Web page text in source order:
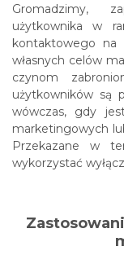
Gromadzimy,
użytkownika w
kontaktowego na
własnych celów
czynom
użytkowników są
wówczas, gdy
marketingowych
Przekazane w
wykorzystać